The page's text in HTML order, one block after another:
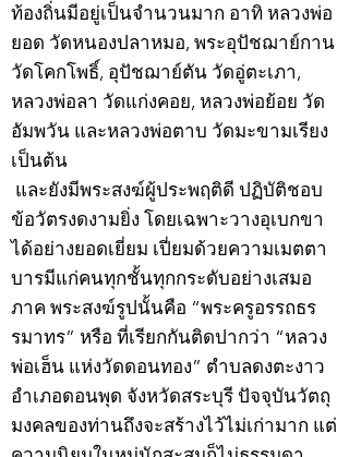
ท้องถิ่นมีอยู่เป็นจำนวนมาก อาทิ หลวงพ่อ
ยอด วัดหนองปลาหมอ, พระอุปัชฌาย์กาน
วัดโคกโพธิ์, อุปัชฌาย์ตัน วัดอู่ตะเภา,
หลวงพ่อลา วัดแก่งคอย, หลวงพ่อย้อย วัด
อัมพวัน และหลวงพ่อตาบ วัดมะขามเรียง
เป็นต้น
และยังมีพระสงฆ์ผู้ประพฤติดี ปฏิบัติชอบ
ข้อวัตรงดงามยิ่ง โดยเฉพาะวางอุเบกขา
ได้อย่างยอดเยี่ยม เปี่ยมด้วยความเมตตา
บารมีแก่คนทุกชั้นทุกกระดับอย่างเสมอ
ภาค พระสงฆ์รูปนั้นคือ “พระครูอรรถธร
รมาทร” หรือ ที่เรียกกันติดปากว่า “หลวง
พ่อเฮ็น แห่งวัดดอนทอง” ตำบลดงตะงาว
อำเภอดอนพุด จังหวัดสระบุรี ปัจจุบันวัตถุ
มงคลของท่านถึงจะสร้างไว้ไม่เก่ามาก แต่